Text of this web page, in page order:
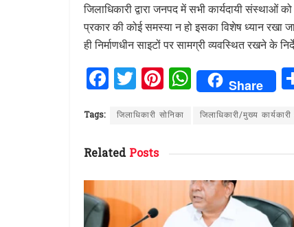
जिलाधिकारी द्वारा जनपद में सभी कार्यदायी संस्थाओं
प्रकार की कोई समस्या न हो इसका विशेष ध्यान रखा
ही निर्माणधीन साइटों पर सामग्री व्यवस्थित रखने के
F
a
ce
b
o
o
k
T
w
it
te
r
Pi
n
te
W
h
at
p
p
Share
Tags: जिलाधिकारी सोनिका जिलाधिकारी/मुख्य
RelatedPosts